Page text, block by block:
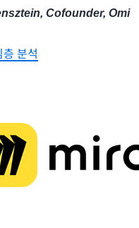
Cofounder, Omi
분석